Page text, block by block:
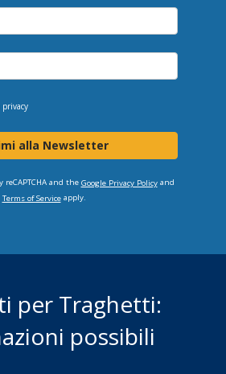
privacy
alla Newsletter
and the Google Privacy Policyand
Terms of Serviceapply.
per Traghetti:
possibili